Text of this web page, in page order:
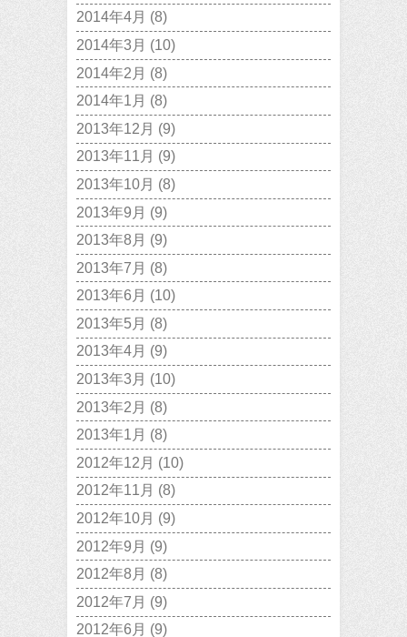
2014年4月 (8)
2014年3月 (10)
2014年2月 (8)
2014年1月 (8)
2013年12月 (9)
2013年11月 (9)
2013年10月 (8)
2013年9月 (9)
2013年8月 (9)
2013年7月 (8)
2013年6月 (10)
2013年5月 (8)
2013年4月 (9)
2013年3月 (10)
2013年2月 (8)
2013年1月 (8)
2012年12月 (10)
2012年11月 (8)
2012年10月 (9)
2012年9月 (9)
2012年8月 (8)
2012年7月 (9)
2012年6月 (9)